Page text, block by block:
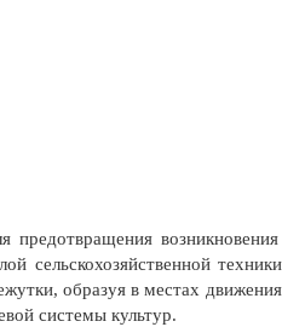
сельскохозяйственной
образуя в местах
системы культур.